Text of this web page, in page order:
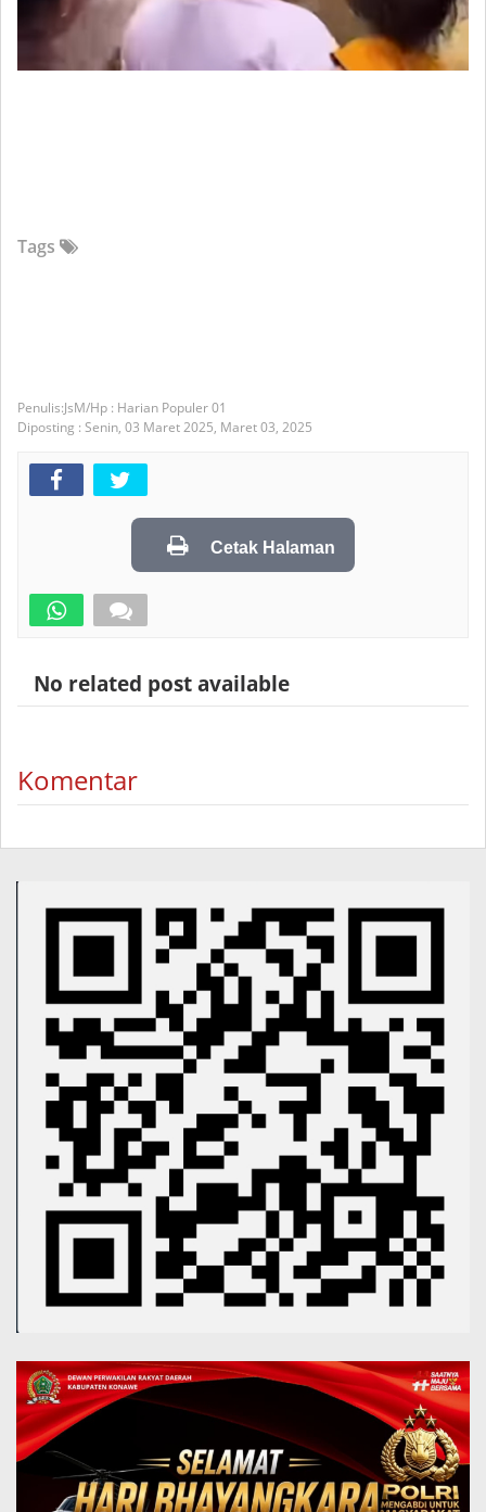
Tags
JsM/Hp : Harian Populer 01
Diposting : Senin, 03 Maret 2025, Maret 03, 2025
Cetak Halaman
No related post available
Komentar